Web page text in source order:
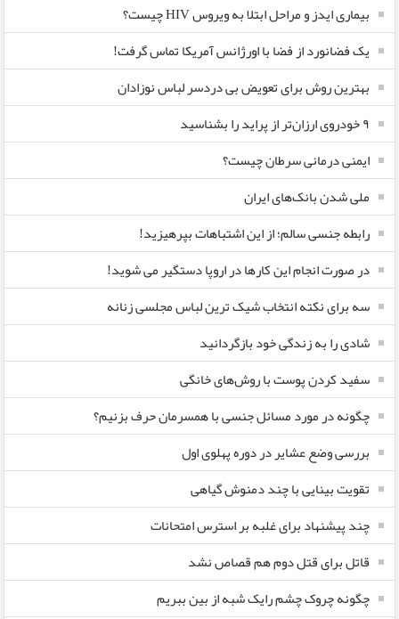
بیماری ایدز و مراحل ابتلا به ویروس HIV چیست؟
یک فضانورد از فضا با اورژانس آمریکا تماس گرفت!
بهترین روش برای تعویض بی دردسر لباس نوزادان
٩ خودروی ارزان‌تر از پراید را بشناسید
ایمنی درمانی سرطان چیست؟
ملی شدن بانک‌های ایران
رابطه جنسی سالم؛ از این اشتباهات بپرهیزید!
در صورت انجام این کارها در اروپا دستگیر می شوید!
سه برای نکته انتخاب شیک ترین لباس مجلسی زنانه
شادی را به زندگی خود بازگردانید
سفید کردن پوست با روش‌های خانگی
چگونه در مورد مسائل جنسی با همسرمان حرف بزنیم؟
بررسی وضع عشایر در دوره پهلوی اول
تقویت بینایی با چند دمنوش گیاهی
چند پیشنهاد برای غلبه بر استرس امتحانات
قاتل برای قتل دوم هم قصاص نشد
چگونه چروک چشم رایک شبه از بین ببریم